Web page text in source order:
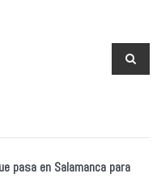
pasa en Salamanca para